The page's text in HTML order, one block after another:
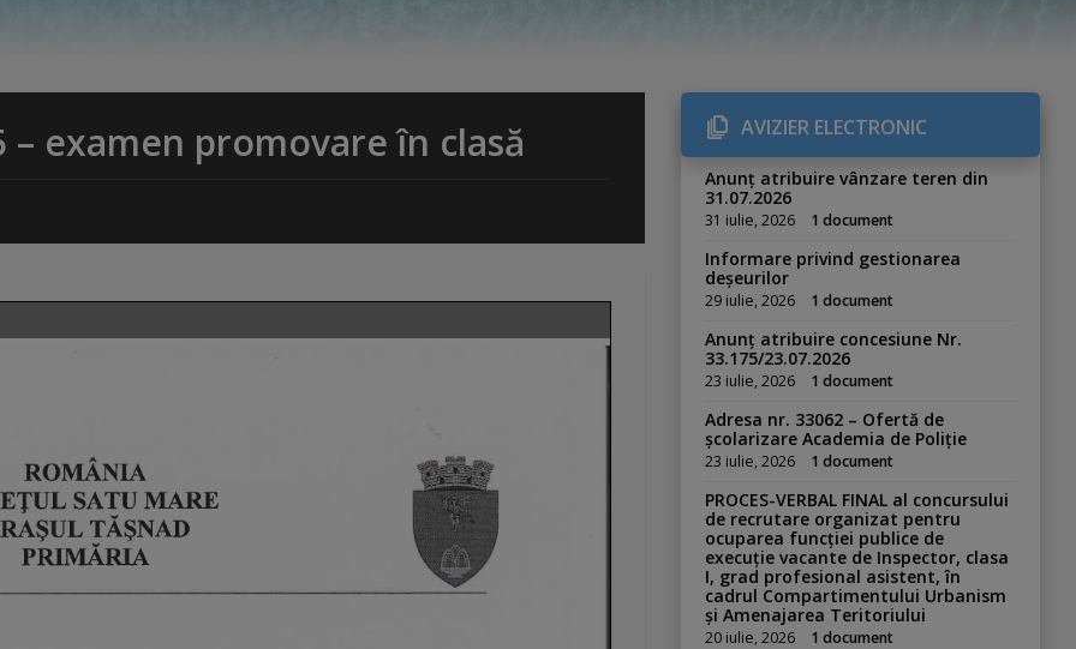
examen promovare în clasă AVIZIER ELECTRONIC
Anunț atribuire vânzare teren din
31.07.2026
31 iulie, 2026 1 document
Informare privind gestionarea
deșeurilor
29 iulie, 2026 1 document
Anunț atribuire concesiune Nr.
33.175/23.07.2026
23 iulie, 2026 1 document
Adresa nr. 33062 – Ofertă de
școlarizare Academia de Poliție
23 iulie, 2026 1 document
PROCES-VERBAL FINAL al concursului
de recrutare organizat pentru
ocuparea funcției publice de
execuție vacante de Inspector, clasa
I, grad profesional asistent, în
cadrul Compartimentului Urbanism
și Amenajarea Teritoriului
20 iulie, 2026 1 document